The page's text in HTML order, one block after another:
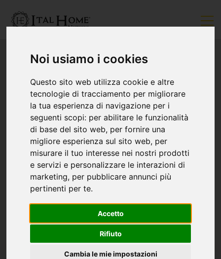
Noi usiamo i cookies
Questo sito web utilizza cookie e altre
tecnologie di tracciamento per migliorare
la tua esperienza di navigazione per i
seguenti scopi: per abilitare le funzionalità
di base del sito web, per fornire una
migliore esperienza sul sito web, per
misurare il tuo interesse nei nostri prodotti
e servizi e personalizzare le interazioni di
marketing, per pubblicare annunci più
pertinenti per te.
Accetto
Rifiuto
Cambia le mie impostazioni